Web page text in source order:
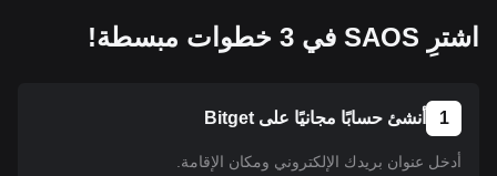
منصة Bitget، يمكنك اتباع البرنامج التعليمي الخاص بنا
لشرائها. كما ينطبق البرنامج التعليمي نفسه على جميع
اشترِ SAOS في 3 خطوات مبسطة!
1 أنشئ حسابًا مجانيًا على Bitget
أدخل عنوان بريدك الإلكتروني ومكان الإقامة.